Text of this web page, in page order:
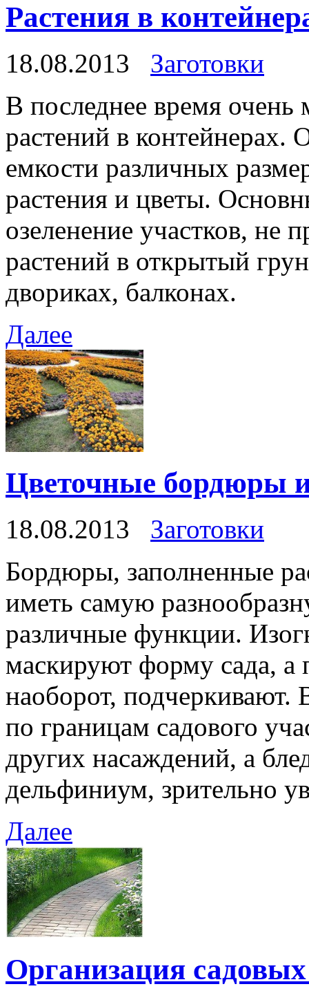
Растения в
18.08.2013
Заготовки
В последнее время
растений в контейнерах.
емкости различных
растения и цветы.
озеленение участков, не
растений в открытый
двориках, балконах.
Далее
Цветочные бордюры
18.08.2013
Заготовки
Бордюры, заполненные
иметь самую
различные функции.
маскируют форму сада,
наоборот, подчеркивают.
по границам садового
других насаждений, а
дельфиниум, зрительно
Далее
Организация